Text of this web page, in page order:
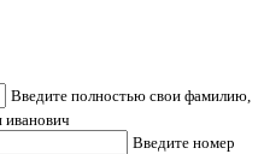
Введите полностью свои фамилию,
иванович
Введите номер